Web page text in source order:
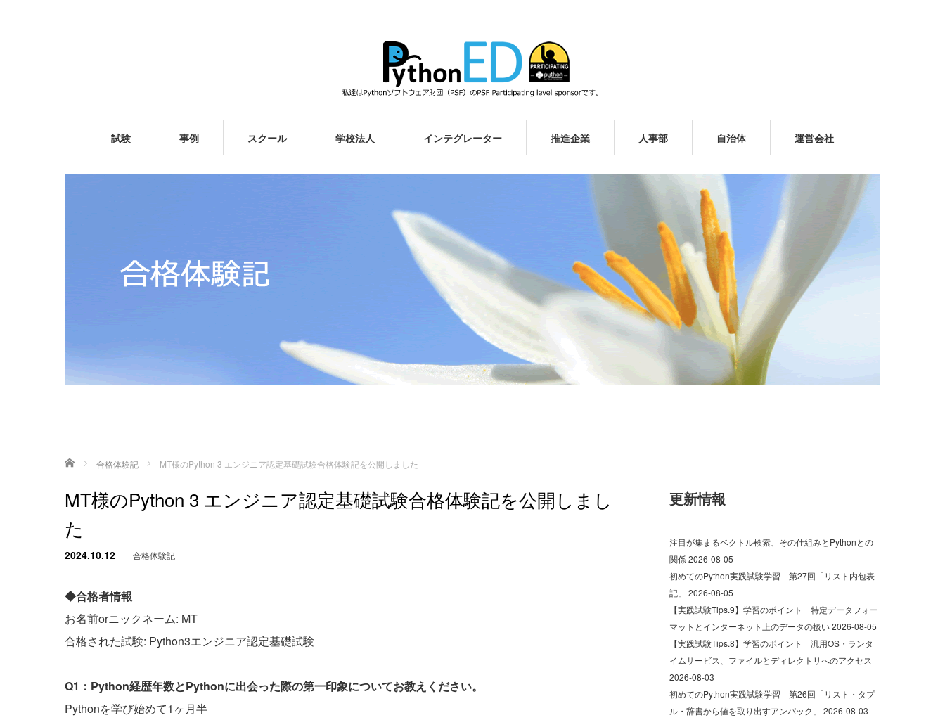
試験 事例 スクール 学校法人 インテグレーター 推進企業 人事部 自治体 運営会社
ホーム 合格体験記 MT様のPython 3 エンジニア認定基礎試験合格体験記を公開しました
MT様のPython 3 エンジニア認定基礎試験合格体験記を公開しまし
た
2024.10.12 合格体験記
◆合格者情報
お名前orニックネーム: MT
合格された試験: Python3エンジニア認定基礎試験
Q1：Python経歴年数とPythonに出会った際の第一印象についてお教えください。
Pythonを学び始めて1ヶ月半
更新情報
注目が集まるベクトル検索、その仕組みとPythonとの
関係2026-08-05
初めてのPython実践試験学習 第27回「リスト内包表
記」 2026-08-05
【実践試験Tips.9】学習のポイント 特定データフォー
マットとインターネット上のデータの扱い2026-08-05
【実践試験Tips.8】学習のポイント 汎用OS・ランタ
イムサービス、ファイルとディレクトリへのアクセス
2026-08-03
初めてのPython実践試験学習 第26回「リスト・タプ
ル・辞書から値を取り出すアンパック」 2026-08-03